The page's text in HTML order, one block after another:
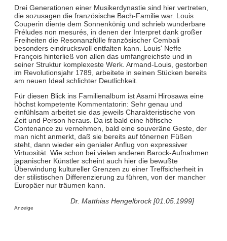
Drei Generationen einer Musikerdynastie sind hier vertreten,
die sozusagen die französische Bach-Familie war. Louis
Couperin diente dem Sonnenkönig und schrieb wunderbare
Préludes non mesurés, in denen der Interpret dank großer
Freiheiten die Resonanzfülle französischer Cembali
besonders eindrucksvoll entfalten kann. Louis' Neffe
François hinterließ von allen das umfangreichste und in
seiner Struktur komplexeste Werk. Armand-Louis, gestorben
im Revolutionsjahr 1789, arbeitete in seinen Stücken bereits
am neuen Ideal schlichter Deutlichkeit.
Für diesen Blick ins Familienalbum ist Asami Hirosawa eine
höchst kompetente Kommentatorin: Sehr genau und
einfühlsam arbeitet sie das jeweils Charakteristische von
Zeit und Person heraus. Da ist bald eine höfische
Contenance zu vernehmen, bald eine souveräne Geste, der
man nicht anmerkt, daß sie bereits auf tönernen Füßen
steht, dann wieder ein genialer Anflug von expressiver
Virtuosität. Wie schon bei vielen anderen Barock-Aufnahmen
japanischer Künstler scheint auch hier die bewußte
Überwindung kultureller Grenzen zu einer Treffsicherheit in
der stilistischen Differenzierung zu führen, von der mancher
Europäer nur träumen kann.
Dr. Matthias Hengelbrock [01.05.1999]
Anzeige